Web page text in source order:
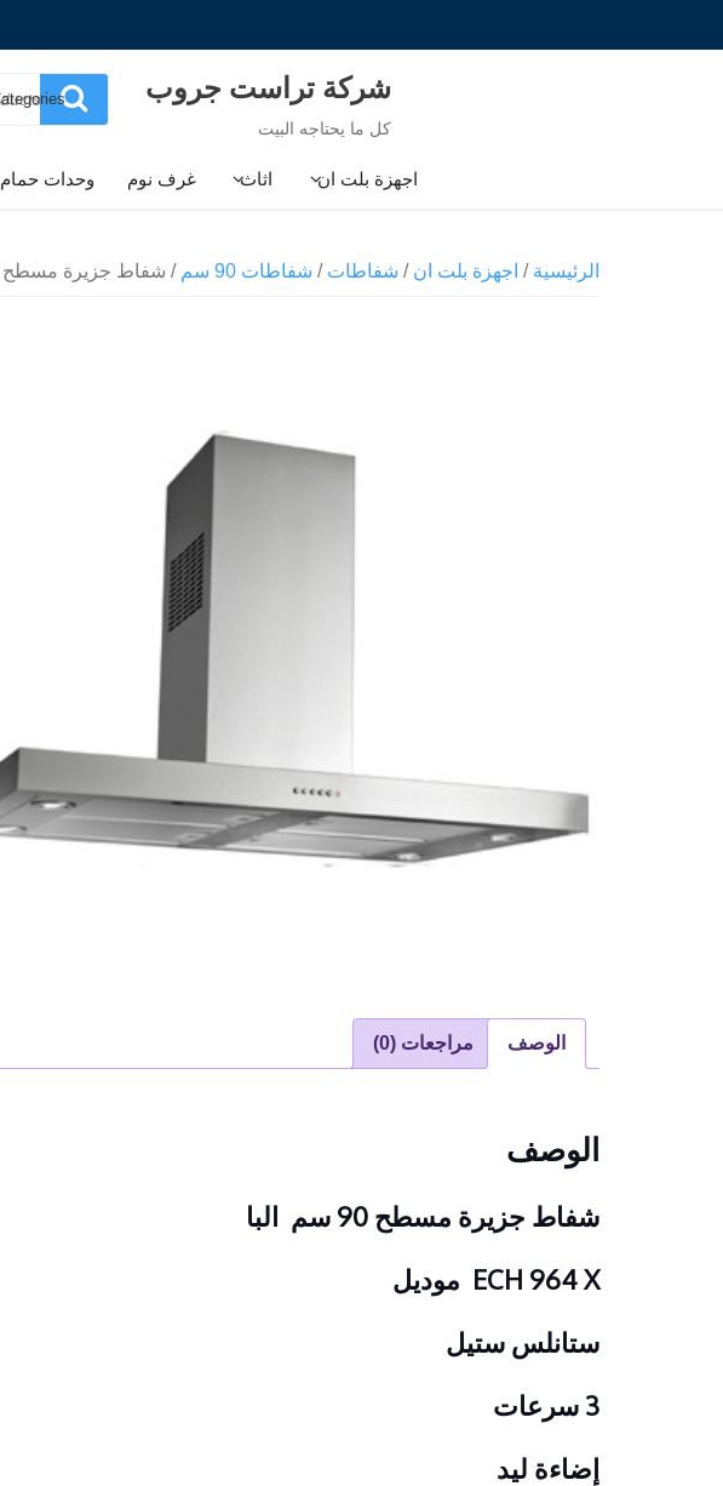
شركة تراست جروب
كل ما يحتاجه البيت
Search
for
اجهزة بلت ان اثاث غرف نوم وحدات حمام
الرئيسية / اجهزة بلت ان / شفاطات / شفاطات 90 سم / شفاط جزيرة مسطح 90 سم البا
الوصف مراجعات (0)
الوصف
شفاط جزيرة مسطح 90 سم البا
ECH 964 X موديل
ستانلس ستيل
3 سرعات
إضاءة ليد